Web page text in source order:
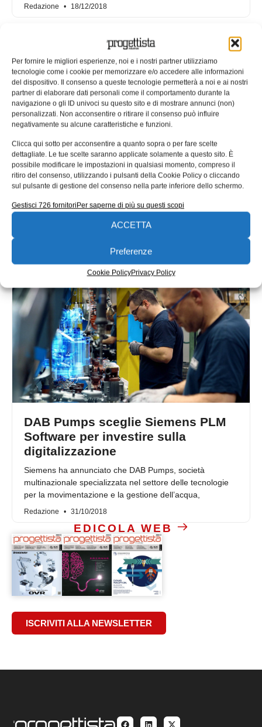
Per fornire le migliori esperienze, noi e i nostri partner utilizziamo
tecnologie come i cookie per memorizzare e/o accedere alle informazioni
del dispositivo. Il consenso a queste tecnologie permetterà a noi e ai nostri
partner di elaborare dati personali come il comportamento durante la
navigazione o gli ID univoci su questo sito e di mostrare annunci (non)
personalizzati. Non acconsentire o ritirare il consenso può influire
negativamente su alcune caratteristiche e funzioni.
Clicca qui sotto per acconsentire a quanto sopra o per fare scelte
dettagliate. Le tue scelte saranno applicate solamente a questo sito. È
possibile modificare le impostazioni in qualsiasi momento, compreso il
ritiro del consenso, utilizzando i pulsanti della Cookie Policy o cliccando
sul pulsante di gestione del consenso nella parte inferiore dello schermo.
Gestisci 726 fornitoriPer saperne di più su questi scopi
ACCETTA
Preferenze
Cookie PolicyPrivacy Policy
Redazione 18/12/2018
La trasformazione digitale con
FactoryTalk InnovationSuite
Rockwell Automation e PTC hanno annunciato il lancio di
FactoryTalk InnovationSuite, una suite software che si
DAB Pumps sceglie Siemens PLM
Software per investire sulla
digitalizzazione
Siemens ha annunciato che DAB Pumps, società
multinazionale specializzata nel settore delle tecnologie
per la movimentazione e la gestione dell’acqua,
Redazione 31/10/2018
EDICOLA WEB
ISCRIVITI ALLA NEWSLETTER